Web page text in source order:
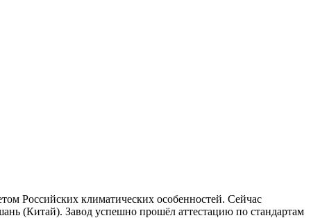
Российских климатических особенностей. Сейчас
(Китай). Завод успешно прошёл аттестацию по стандартам